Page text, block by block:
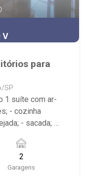
V
para
SP
1 suíte com ar-
- cozinha
- sacada; -
e Empório, O
24hrs -
-
2
Garagens